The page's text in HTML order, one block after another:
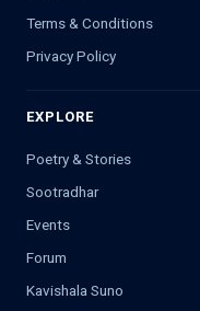
Terms & Conditions
Privacy Policy
EXPLORE
Poetry & Stories
Sootradhar
Events
Forum
Kavishala Suno